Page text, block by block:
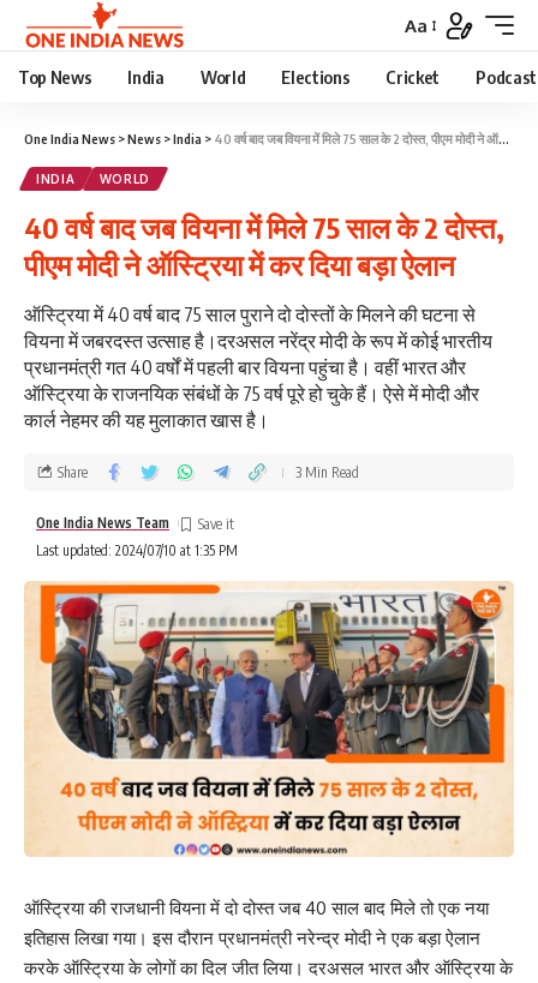
Aa
Top News India World Elections Cricket Podcast
One India News >News >India > 40 वर्ष बाद जब वियना में मिले 75 साल के 2 दोस्त, पीएम मोदी ने ऑस्ट्रिया में कर दिया बड़ा ऐलान
INDIA WORLD
40 वर्ष बाद जब वियना में मिले 75 साल के 2 दोस्त,
पीएम मोदी ने ऑस्ट्रिया में कर दिया बड़ा ऐलान
ऑस्ट्रिया में 40 वर्ष बाद 75 साल पुराने दो दोस्तों के मिलने की घटना से
वियना में जबरदस्त उत्साह है।दरअसल नरेंद्र मोदी के रूप में कोई भारतीय
प्रधानमंत्री गत 40 वर्षों में पहली बार वियना पहुंचा है। वहीं भारत और
ऑस्ट्रिया के राजनयिक संबंधों के 75 वर्ष पूरे हो चुके हैं। ऐसे में मोदी और
कार्ल नेहमर की यह मुलाकात खास है।
Last updated: 2024/07/10 at 1:35 PM
One India News Team
Share 3 Min Read
ऑस्ट्रिया की राजधानी वियना में दो दोस्त जब 40 साल बाद मिले तो एक नया
इतिहास लिखा गया। इस दौरान प्रधानमंत्री नरेन्द्र मोदी ने एक बड़ा ऐलान
करके ऑस्ट्रिया के लोगों का दिल जीत लिया। दरअसल भारत और ऑस्ट्रिया के